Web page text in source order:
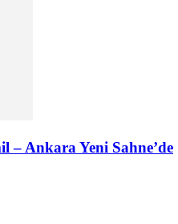
– Ankara Yeni Sahne’de